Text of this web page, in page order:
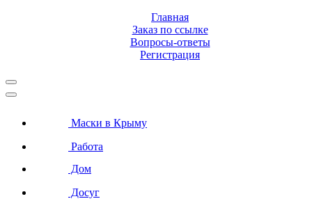
Главная
Заказ по ссылке
Вопросы-ответы
Регистрация
Маски в Крыму
Работа
Дом
Досуг